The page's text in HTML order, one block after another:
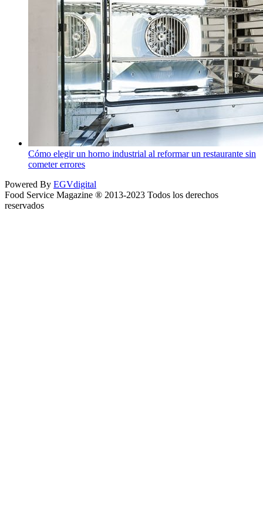
Cómo elegir un horno industrial al reformar un restaurante sin
cometer errores
Powered By EGVdigital
Food Service Magazine ® 2013-2023 Todos los derechos
reservados